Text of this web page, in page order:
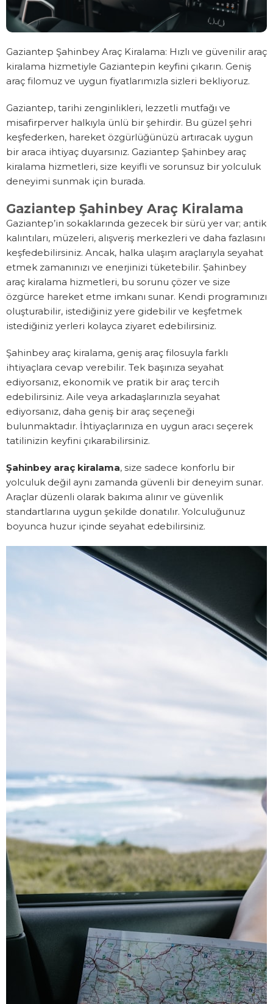
Gaziantep Şahinbey Araç Kiralama: Hızlı ve güvenilir araç
kiralama hizmetiyle Gaziantepin keyfini çıkarın. Geniş
araç filomuz ve uygun fiyatlarımızla sizleri bekliyoruz.
Gaziantep, tarihi zenginlikleri, lezzetli mutfağı ve
misafirperver halkıyla ünlü bir şehirdir. Bu güzel şehri
keşfederken, hareket özgürlüğünüzü artıracak uygun
bir araca ihtiyaç duyarsınız. Gaziantep Şahinbey araç
kiralama hizmetleri, size keyifli ve sorunsuz bir yolculuk
deneyimi sunmak için burada.
Gaziantep Şahinbey Araç Kiralama
Gaziantep’in sokaklarında gezecek bir sürü yer var; antik
kalıntıları, müzeleri, alışveriş merkezleri ve daha fazlasını
keşfedebilirsiniz. Ancak, halka ulaşım araçlarıyla seyahat
etmek zamanınızı ve enerjinizi tüketebilir. Şahinbey
araç kiralama hizmetleri, bu sorunu çözer ve size
özgürce hareket etme imkanı sunar. Kendi programınızı
oluşturabilir, istediğiniz yere gidebilir ve keşfetmek
istediğiniz yerleri kolayca ziyaret edebilirsiniz.
Şahinbey araç kiralama, geniş araç filosuyla farklı
ihtiyaçlara cevap verebilir. Tek başınıza seyahat
ediyorsanız, ekonomik ve pratik bir araç tercih
edebilirsiniz. Aile veya arkadaşlarınızla seyahat
ediyorsanız, daha geniş bir araç seçeneği
bulunmaktadır. İhtiyaçlarınıza en uygun aracı seçerek
tatilinizin keyfini çıkarabilirsiniz.
Şahinbey araç kiralama, size sadece konforlu bir
yolculuk değil aynı zamanda güvenli bir deneyim sunar.
Araçlar düzenli olarak bakıma alınır ve güvenlik
standartlarına uygun şekilde donatılır. Yolculuğunuz
boyunca huzur içinde seyahat edebilirsiniz.